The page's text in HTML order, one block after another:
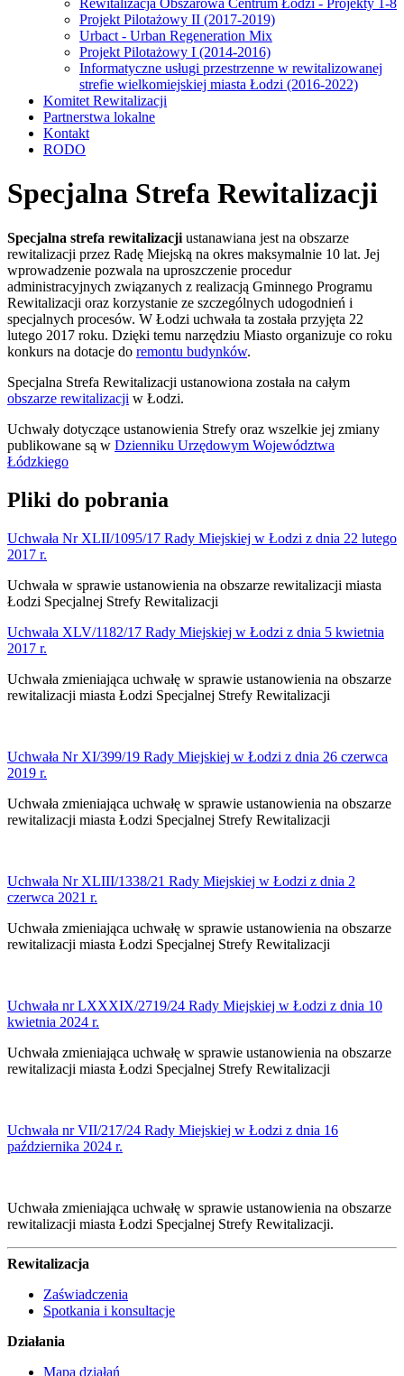
Projekt Pilotażowy II (2017-2019)
Urbact - Urban Regeneration Mix
Projekt Pilotażowy I (2014-2016)
Informatyczne usługi przestrzenne w rewitalizowanej
strefie wielkomiejskiej miasta Łodzi (2016-2022)
Komitet Rewitalizacji
Partnerstwa lokalne
Kontakt
RODO
Specjalna Strefa Rewitalizacji
Specjalna strefa rewitalizacji ustanawiana jest na obszarze
rewitalizacji przez Radę Miejską na okres maksymalnie 10 lat. Jej
wprowadzenie pozwala na uproszczenie procedur
administracyjnych związanych z realizacją Gminnego Programu
Rewitalizacji oraz korzystanie ze szczególnych udogodnień i
specjalnych procesów. W Łodzi uchwała ta została przyjęta 22
lutego 2017 roku. Dzięki temu narzędziu Miasto organizuje co roku
konkurs na dotacje do remontu budynków.
Specjalna Strefa Rewitalizacji ustanowiona została na całym
obszarze rewitalizacji w Łodzi.
Uchwały dotyczące ustanowienia Strefy oraz wszelkie jej zmiany
publikowane są w Dzienniku Urzędowym Województwa
Łódzkiego
Pliki do pobrania
Uchwała Nr XLII/1095/17 Rady Miejskiej w Łodzi z dnia 22 lutego
2017 r.
Uchwała w sprawie ustanowienia na obszarze rewitalizacji miasta
Łodzi Specjalnej Strefy Rewitalizacji
Uchwała XLV/1182/17 Rady Miejskiej w Łodzi z dnia 5 kwietnia
2017 r.
Uchwała zmieniająca uchwałę w sprawie ustanowienia na obszarze
rewitalizacji miasta Łodzi Specjalnej Strefy Rewitalizacji
Uchwała NrXI/399/19 Rady Miejskiej w Łodzi z dnia 26 czerwca
2019 r.
Uchwała zmieniająca uchwałę w sprawie ustanowienia na obszarze
rewitalizacji miasta Łodzi Specjalnej Strefy Rewitalizacji
Uchwała Nr XLIII/1338/21 Rady Miejskiej w Łodzi z dnia 2
czerwca 2021 r.
Uchwała zmieniająca uchwałę w sprawie ustanowienia na obszarze
rewitalizacji miasta Łodzi Specjalnej Strefy Rewitalizacji
Uchwała nr LXXXIX/2719/24 Rady Miejskiej w Łodzi z dnia 10
kwietnia 2024 r.
Uchwała zmieniająca uchwałę w sprawie ustanowienia na obszarze
rewitalizacji miasta Łodzi Specjalnej Strefy Rewitalizacji
Uchwała nr VII/217/24 Rady Miejskiej w Łodzi z dnia 16
października 2024 r.
Uchwała zmieniająca uchwałę w sprawie ustanowienia na obszarze
rewitalizacji miasta Łodzi Specjalnej Strefy Rewitalizacji.
Rewitalizacja
Zaświadczenia
Spotkania i konsultacje
Działania
Mapa działań